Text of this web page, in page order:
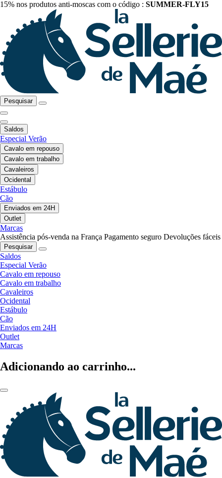
15% nos produtos anti-moscas com o código : SUMMER-FLY15
Pesquisar
Saldos
Especial Verão
Cavalo em repouso
Cavalo em trabalho
Cavaleiros
Ocidental
Estábulo
Cão
Enviados em 24H
Outlet
Marcas
Assistência pós-venda na França Pagamento seguro Devoluções fáceis
Pesquisar
Saldos
Especial Verão
Cavalo em repouso
Cavalo em trabalho
Cavaleiros
Ocidental
Estábulo
Cão
Enviados em 24H
Outlet
Marcas
Adicionando ao carrinho...